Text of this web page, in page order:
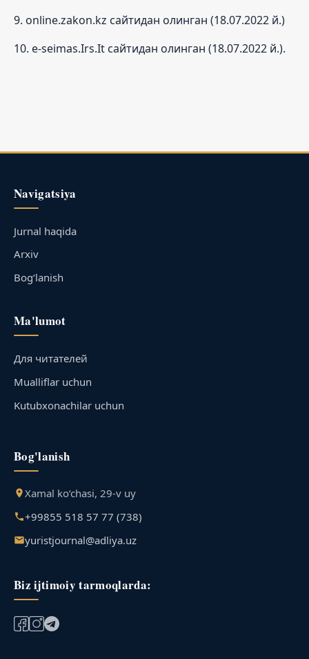
9. online.zakon.kz сайтидан олинган (18.07.2022 й.)
10. e-seimas.Irs.It сайтидан олинган (18.07.2022 й.).
Navigatsiya
Jurnal haqida
Arxiv
Bog‘lanish
Ma'lumot
Для читателей
Mualliflar uchun
Kutubxonachilar uchun
Bog'lanish
Xamal ko‘chasi, 29-v uy
+99855 518 57 77 (738)
yuristjournal@adliya.uz
Biz ijtimoiy tarmoqlarda: